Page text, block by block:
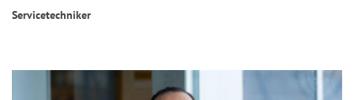
Servicetechniker